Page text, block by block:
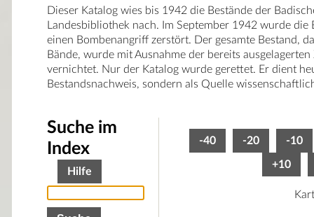
Dieser Katalog wies bis 1942 die Bestände der
Landesbibliothek nach. Im September 1942 wurde
einen Bombenangriff zerstört. Der gesamte Bestand,
Bände, wurde mit Ausnahme der bereits
vernichtet. Nur der Katalog wurde gerettet. Er dient
Bestandsnachweis, sondern als Quelle
-40 -20 -10
+10
Suche im
Index
Hilfe